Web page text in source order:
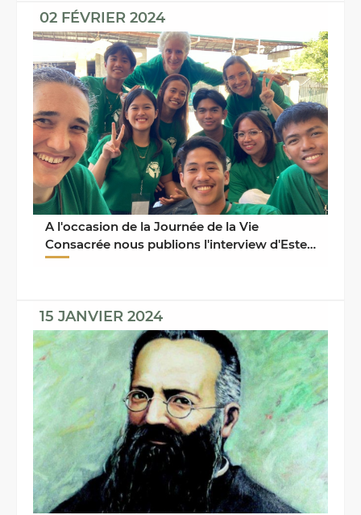
02 FÉVRIER 2024
A l'occasion de la Journée de la Vie
Consacrée nous publions l'interview d'Ester
Palma, missionnaire ...
15 JANVIER 2024